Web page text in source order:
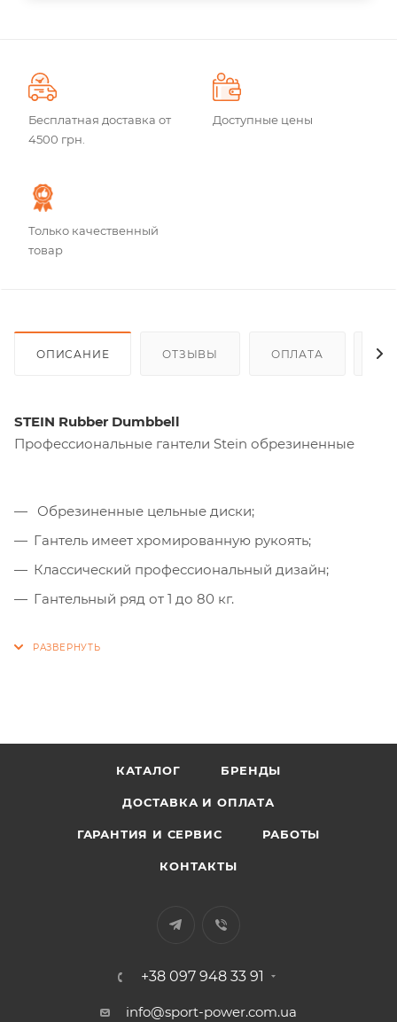
Бесплатная доставка от
4500 грн.
Доступные цены
Только качественный
товар
ОПИСАНИЕ ОТЗЫВЫ ОПЛАТА
STEIN Rubber Dumbbell
Профессиональные гантели Stein обрезиненные
Обрезиненные цельные диски;
Гантель имеет хромированную рукоять;
Классический профессиональный дизайн;
Гантельный ряд от 1 до 80 кг.
КАТАЛОГ БРЕНДЫ
ДОСТАВКА И ОПЛАТА
ГАРАНТИЯ И СЕРВИС РАБОТЫ
КОНТАКТЫ
+38 097 948 33 91
info@sport-power.com.ua